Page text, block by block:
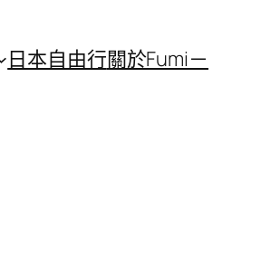
日本自由行關於Fumi－